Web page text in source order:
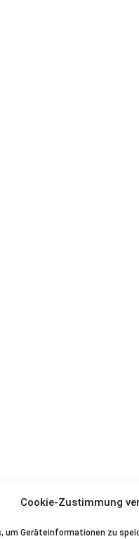
Cookie-Zustimmung
um Geräteinformationen zu